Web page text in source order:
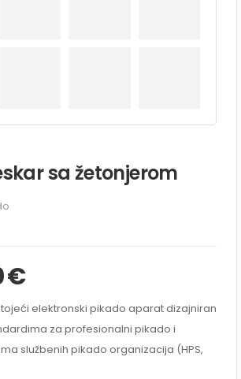
sa žetonjerom
€
elektronski pikado aparat dizajniran
za profesionalni pikado i
službenih pikado organizacija (HPS,